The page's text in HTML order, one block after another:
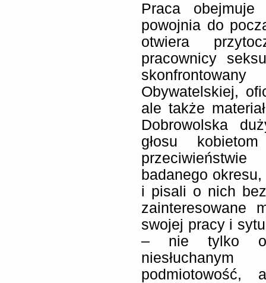
Praca
powojnia do
otwiera
pracownicy
Obywatelskiej,
ale także
Dobrowolska
głosu
badanego
i pisali o nich
zainteresowane
swojej pracy i
– nie tylko